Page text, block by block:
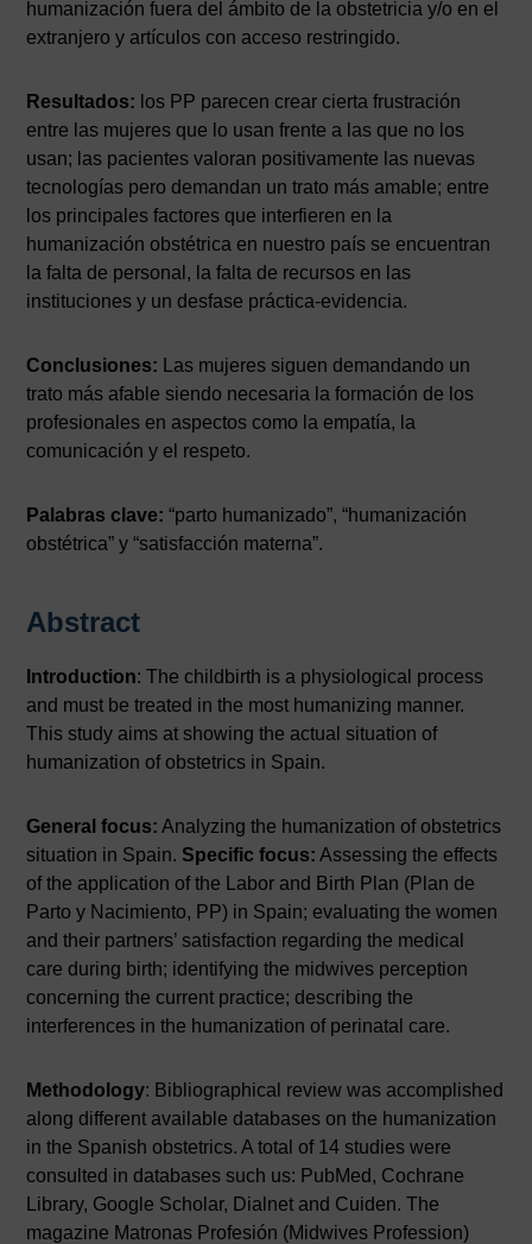
humanización fuera del ámbito de la obstetricia y/o en el
extranjero y artículos con acceso restringido.
Resultados: los PP parecen crear cierta frustración
entre las mujeres que lo usan frente a las que no los
usan; las pacientes valoran positivamente las nuevas
tecnologías pero demandan un trato más amable; entre
los principales factores que interfieren en la
humanización obstétrica en nuestro país se encuentran
la falta de personal, la falta de recursos en las
instituciones y un desfase práctica-evidencia.
Conclusiones: Las mujeres siguen demandando un
trato más afable siendo necesaria la formación de los
profesionales en aspectos como la empatía, la
comunicación y el respeto.
Palabras clave: “parto humanizado”, “humanización
obstétrica” y “satisfacción materna”.
Abstract
Introduction: The childbirth is a physiological process
and must be treated in the most humanizing manner.
This study aims at showing the actual situation of
humanization of obstetrics in Spain.
General focus: Analyzing the humanization of obstetrics
situation in Spain. Specific focus: Assessing the effects
of the application of the Labor and Birth Plan (Plan de
Parto y Nacimiento, PP) in Spain; evaluating the women
and their partners’ satisfaction regarding the medical
care during birth; identifying the midwives perception
concerning the current practice; describing the
interferences in the humanization of perinatal care.
Methodology: Bibliographical review was accomplished
along different available databases on the humanization
in the Spanish obstetrics. A total of 14 studies were
consulted in databases such us: PubMed, Cochrane
Library, Google Scholar, Dialnet and Cuiden. The
magazine Matronas Profesión (Midwives Profession)